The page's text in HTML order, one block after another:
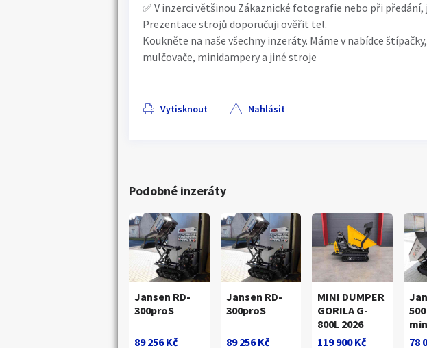
✅ V inzerci většinou Zákaznické fotografie nebo při předání,
Prezentace strojů doporučuji ověřit tel.
Koukněte na naše všechny inzeráty. Máme v nabídce
mulčovače, minidampery a jiné stroje
Vytisknout Nahlásit
Podobné inzeráty
Jansen RD-
300proS
89 256 Kč
Jansen RD-
300proS
89 256 Kč
MINI DUMPER
GORILA G-
800L 2026
119 900 Kč
78